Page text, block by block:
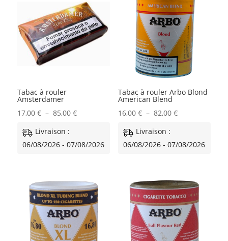
Tabac à rouler
Amsterdamer
17,00 € – 85,00 €Plage
85,00 €
Livraison :
06/08/2026 - 07/08/2026
Tabac à rouler Arbo Blond
American Blend
16,00 € – 82,00 €Plage
82,00 €
Livraison :
06/08/2026 - 07/08/2026